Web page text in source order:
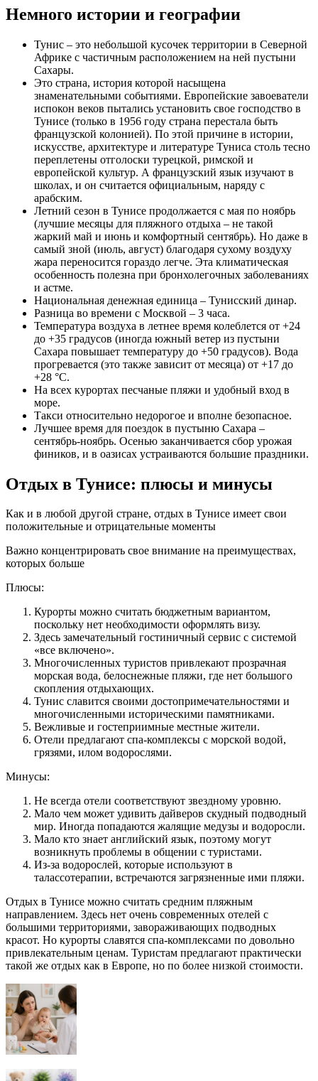
Немного истории и географии
Тунис – это небольшой кусочек территории в Северной
Африке с частичным расположением на ней пустыни
Сахары.
Это страна, история которой насыщена
знаменательными событиями. Европейские завоеватели
испокон веков пытались установить свое господство в
Тунисе (только в 1956 году страна перестала быть
французской колонией). По этой причине в истории,
искусстве, архитектуре и литературе Туниса столь тесно
переплетены отголоски турецкой, римской и
европейской культур. А французский язык изучают в
школах, и он считается официальным, наряду с
арабским.
Летний сезон в Тунисе продолжается с мая по ноябрь
(лучшие месяцы для пляжного отдыха – не такой
жаркий май и июнь и комфортный сентябрь). Но даже в
самый зной (июль, август) благодаря сухому воздуху
жара переносится гораздо легче. Эта климатическая
особенность полезна при бронхолегочных заболеваниях
и астме.
Национальная денежная единица – Тунисский динар.
Разница во времени с Москвой – 3 часа.
Температура воздуха в летнее время колеблется от +24
до +35 градусов (иногда южный ветер из пустыни
Сахара повышает температуру до +50 градусов). Вода
прогревается (это также зависит от месяца) от +17 до
+28 °С.
На всех курортах песчаные пляжи и удобный вход в
море.
Такси относительно недорогое и вполне безопасное.
Лучшее время для поездок в пустыню Сахара –
сентябрь-ноябрь. Осенью заканчивается сбор урожая
фиников, и в оазисах устраиваются большие праздники.
Отдых в Тунисе: плюсы и минусы
Как и в любой другой стране, отдых в Тунисе имеет свои
положительные и отрицательные моменты
Важно концентрировать свое внимание на преимуществах,
которых больше
Плюсы:
Курорты можно считать бюджетным вариантом,
поскольку нет необходимости оформлять визу.
Здесь замечательный гостиничный сервис с системой
«все включено».
Многочисленных туристов привлекают прозрачная
морская вода, белоснежные пляжи, где нет большого
скопления отдыхающих.
Тунис славится своими достопримечательностями и
многочисленными историческими памятниками.
Вежливые и гостеприимные местные жители.
Отели предлагают спа-комплексы с морской водой,
грязями, илом водорослями.
Минусы:
Не всегда отели соответствуют звездному уровню.
Мало чем может удивить дайверов скудный подводный
мир. Иногда попадаются жалящие медузы и водоросли.
Мало кто знает английский язык, поэтому могут
возникнуть проблемы в общении с туристами.
Из-за водорослей, которые используют в
талассотерапии, встречаются загрязненные ими пляжи.
Отдых в Тунисе можно считать средним пляжным
направлением. Здесь нет очень современных отелей с
большими территориями, завораживающих подводных
красот. Но курорты славятся спа-комплексами по довольно
привлекательным ценам. Туристам предлагают практически
такой же отдых как в Европе, но по более низкой стоимости.